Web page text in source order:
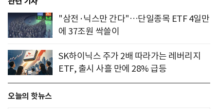
"삼전·닉스만 간다"…단일종목 ETF 4일만
에 37조원 싹쓸이
SK하이닉스 주가 2배 따라가는 레버리지
ETF, 출시 사흘 만에 28% 급등
오늘의 핫뉴스